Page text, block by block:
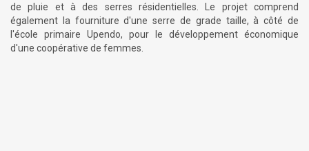
de pluie et à des serres résidentielles. Le projet comprend
également la fourniture d'une serre de grade taille, à côté de
l'école primaire Upendo, pour le développement économique
d'une coopérative de femmes.